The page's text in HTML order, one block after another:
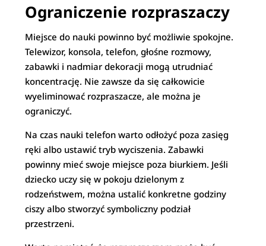
Ograniczenie rozpraszaczy
Miejsce do nauki powinno być możliwie spokojne.
Telewizor, konsola, telefon, głośne rozmowy,
zabawki i nadmiar dekoracji mogą utrudniać
koncentrację. Nie zawsze da się całkowicie
wyeliminować rozpraszacze, ale można je
ograniczyć.
Na czas nauki telefon warto odłożyć poza zasięg
ręki albo ustawić tryb wyciszenia. Zabawki
powinny mieć swoje miejsce poza biurkiem. Jeśli
dziecko uczy się w pokoju dzielonym z
rodzeństwem, można ustalić konkretne godziny
ciszy albo stworzyć symboliczny podział
przestrzeni.